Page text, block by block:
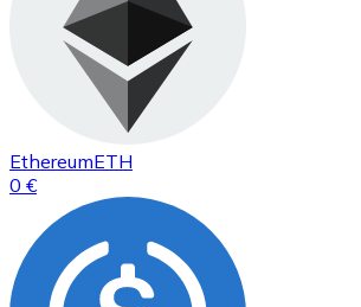
EthereumETH
0 €